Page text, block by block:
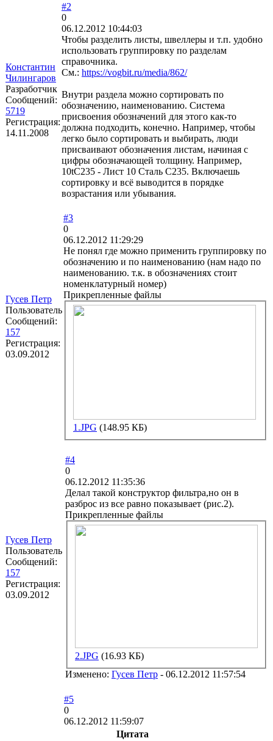
Константин
Чилингаров
Разработчик
Сообщений:
5719
Регистрация:
14.11.2008
#2
0
06.12.2012 10:44:03
Чтобы разделить листы, швеллеры и т.п. удобно
использовать группировку по разделам
справочника.
См.: https://vogbit.ru/media/862/
Внутри раздела можно сортировать по
обозначению, наименованию. Система
присвоения обозначений для этого как-то
должна подходить, конечно. Например, чтобы
легко было сортировать и выбирать, люди
присваивают обозначения листам, начиная с
цифры обозначающей толщину. Например,
10tC235 - Лист 10 Сталь С235. Включаешь
сортировку и всё выводится в порядке
возрастания или убывания.
Гусев Петр
Пользователь
Сообщений:
157
Регистрация:
03.09.2012
#3
0
06.12.2012 11:29:29
Не понял где можно применить группировку по
обозначению и по наименованию (нам надо по
наименованию. т.к. в обозначениях стоит
номенклатурный номер)
Прикрепленные файлы
1.JPG (148.95 КБ)
Гусев Петр
Пользователь
Сообщений:
157
Регистрация:
03.09.2012
#4
0
06.12.2012 11:35:36
Делал такой конструктор фильтра,но он в
разброс из все равно показывает (рис.2).
Прикрепленные файлы
2.JPG (16.93 КБ)
Изменено: Гусев Петр - 06.12.2012 11:57:54
#5
0
06.12.2012 11:59:07
Цитата